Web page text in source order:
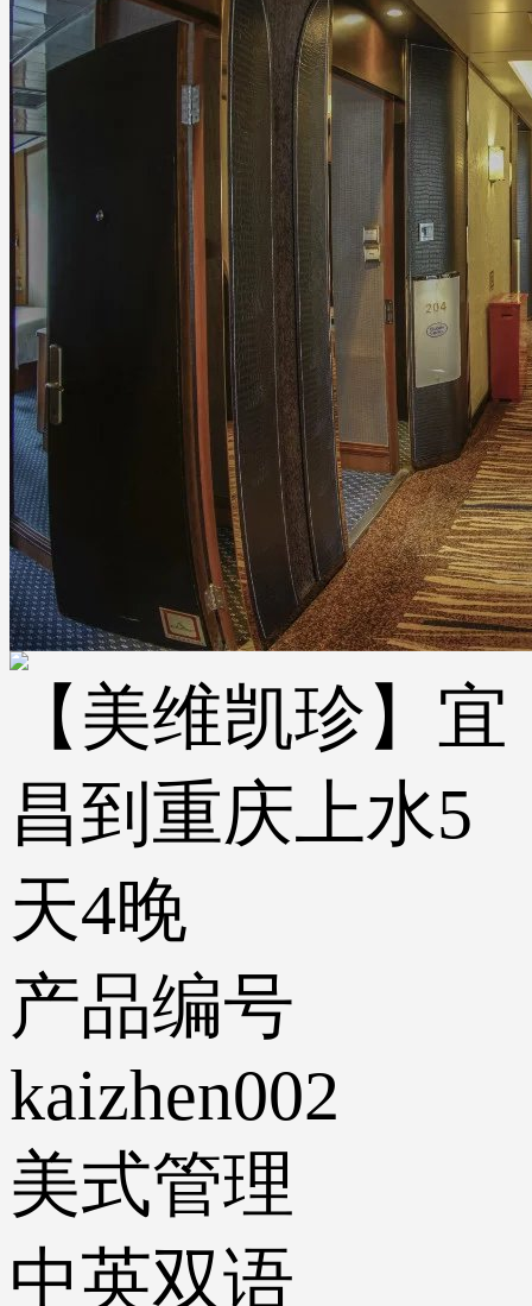
【美维凯珍】宜
昌到重庆上水5
天4晚
产品编号
kaizhen002
美式管理
中英双语